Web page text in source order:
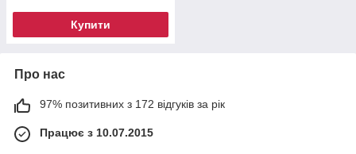
Купити
Про нас
97% позитивних з 172 відгуків за рік
Працює з 10.07.2015